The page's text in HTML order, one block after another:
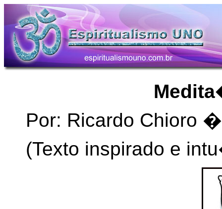
Por: Ricardo Chioro
(Texto inspirado e